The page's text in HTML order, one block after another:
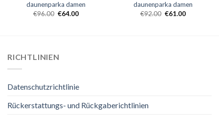
daunenparka damen
€96.00 €64.00
daunenparka damen
€92.00 €61.00
RICHTLINIEN
Datenschutzrichtlinie
Rückerstattungs- und Rückgaberichtlinien